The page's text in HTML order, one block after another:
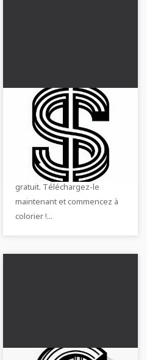
Modèle de coloriage
dollar gratuit
Créez de manière créative
avec notre modèle de
coloriage de symbole dollar
gratuit. Téléchargez-le
maintenant et commencez à
colorier !...